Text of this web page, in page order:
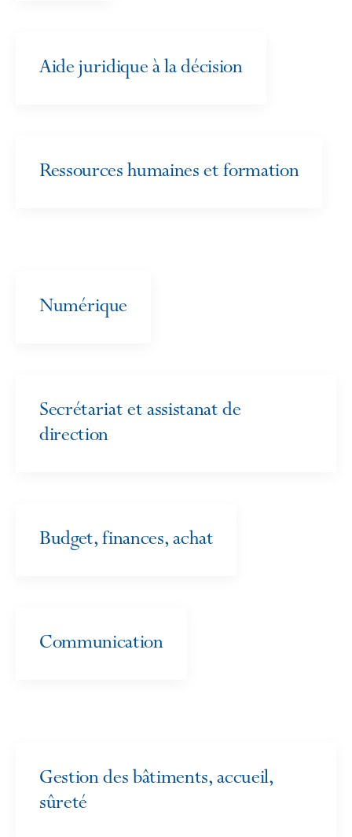
Aide juridique à la décision
Ressources humaines et formation
Numérique
Secrétariat et assistanat de
direction
Budget, finances, achat
Communication
Gestion des bâtiments, accueil,
sûreté